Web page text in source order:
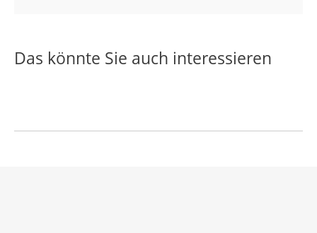
Das könnte Sie auch interessieren